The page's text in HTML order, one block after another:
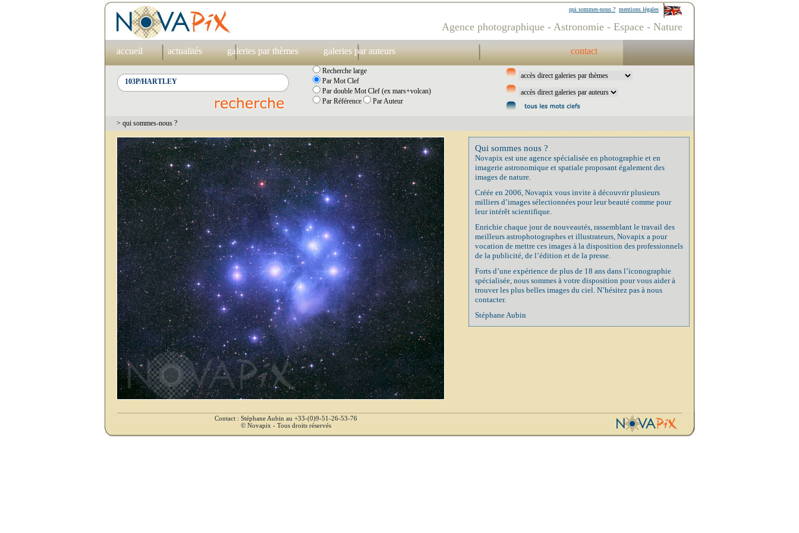
mentions légales
qui sommes-nous ?
Agence photographique - Astronomie - Espace - Nature
accueil actualités galeries par thèmes galeries par auteurs contact
Recherche large
Par Mot Clef
Par double Mot Clef (ex mars+volcan)
Par Référence
Par Auteur
> qui sommes-nous ?
Qui sommes nous ?
Novapix est une agence spécialisée en photographie et en
imagerie astronomique et spatiale proposant également des
images de nature.
Créée en 2006, Novapix vous invite à découvrir plusieurs
milliers d’images sélectionnées pour leur beauté comme pour
leur intérêt scientifique.
Enrichie chaque jour de nouveautés, rassemblant le travail des
meilleurs astrophotographes et illustrateurs, Novapix a pour
vocation de mettre ces images à la disposition des professionnels
de la publicité, de l’édition et de la presse.
Forts d’une expérience de plus de 18 ans dans l’iconographie
spécialisée, nous sommes à votre disposition pour vous aider à
trouver les plus belles images du ciel. N’hésitez pas à nous
contacter.
Stéphane Aubin
Contact : Stéphane Aubin au +33-(0)9-51-26-53-76
© Novapix - Tous droits réservés